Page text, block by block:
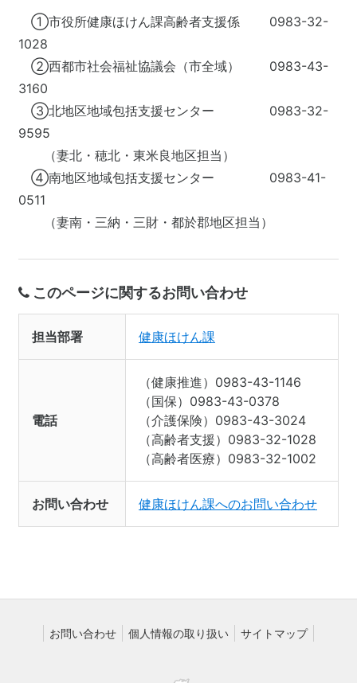
①市役所健康ほけん課高齢者支援係 0983-32-
1028
②西都市社会福祉協議会（市全域） 0983-43-
3160
③北地区地域包括支援センター 0983-32-
9595
（妻北・穂北・東米良地区担当）
④南地区地域包括支援センター 0983-41-
0511
（妻南・三納・三財・都於郡地区担当）
このページに関するお問い合わせ
担当部署 健康ほけん課
電話
（健康推進）0983-43-1146
（国保）0983-43-0378
（介護保険）0983-43-3024
（高齢者支援）0983-32-1028
（高齢者医療）0983-32-1002
お問い合わせ 健康ほけん課へのお問い合わせ
お問い合わせ 個人情報の取り扱い サイトマップ